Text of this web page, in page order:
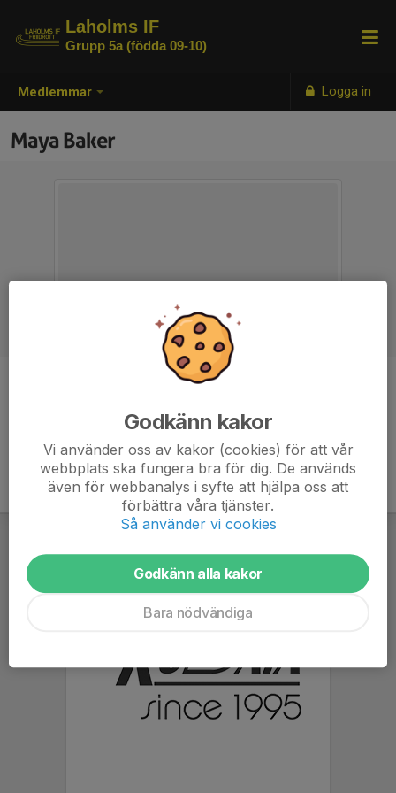
Medlemmar Logga in
Laholms IF
Grupp 5a (födda 09-10)
Maya Baker
Godkänn kakor
Vi använder oss av kakor (cookies) för att vår
webbplats ska fungera bra för dig. De används
även för webbanalys i syfte att hjälpa oss att
förbättra våra tjänster.
Så använder vi cookies
Godkänn alla kakor
Bara nödvändiga